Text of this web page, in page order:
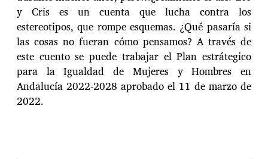
y Cris es un cuenta que lucha contra los
estereotipos, que rompe esquemas. ¿Qué pasaría si
las cosas no fueran cómo pensamos? A través de
este cuento se puede trabajar el Plan estrátegico
para la Igualdad de Mujeres y Hombres en
Andalucía 2022-2028 aprobado el 11 de marzo de
2022.